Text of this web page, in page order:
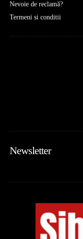
Nevoie de reclamă?
Termeni si conditii
Newsletter